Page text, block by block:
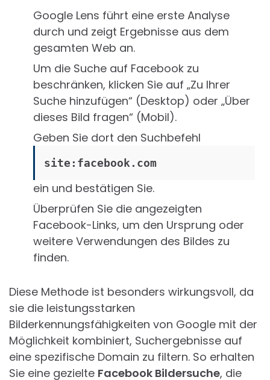
Google Lens führt eine erste Analyse
durch und zeigt Ergebnisse aus dem
gesamten Web an.
Um die Suche auf Facebook zu
beschränken, klicken Sie auf „Zu Ihrer
Suche hinzufügen“ (Desktop) oder „Über
dieses Bild fragen“ (Mobil).
Geben Sie dort den Suchbefehl
site:facebook.com
ein und bestätigen Sie.
Überprüfen Sie die angezeigten
Facebook-Links, um den Ursprung oder
weitere Verwendungen des Bildes zu
finden.
Diese Methode ist besonders wirkungsvoll, da
sie die leistungsstarken
Bilderkennungsfähigkeiten von Google mit der
Möglichkeit kombiniert, Suchergebnisse auf
eine spezifische Domain zu filtern. So erhalten
Sie eine gezielte Facebook Bildersuche, die